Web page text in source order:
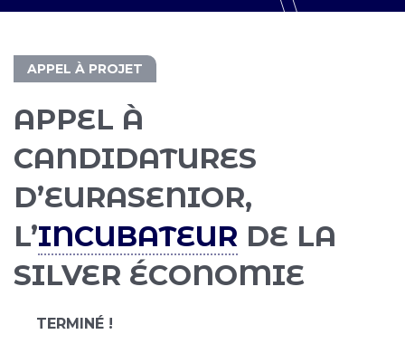
APPEL À PROJET
APPEL À
CANDIDATURES
D’EURASENIOR,
L’INCUBATEUR DE LA
SILVER ÉCONOMIE
TERMINÉ !